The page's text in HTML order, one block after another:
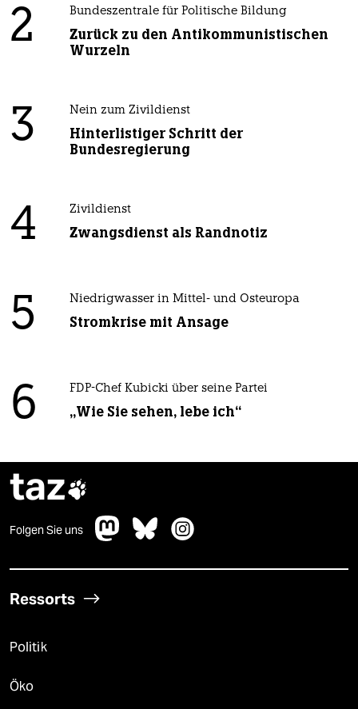
2 Bundeszentrale für Politische Bildung
Zurück zu den Antikommunistischen
Wurzeln
3 Nein zum Zivildienst
Hinterlistiger Schritt der
Bundesregierung
4 Zivildienst
Zwangsdienst als Randnotiz
5 Niedrigwasser in Mittel- und Osteuropa
Stromkrise mit Ansage
6 FDP-Chef Kubicki über seine Partei
„Wie Sie sehen, lebe ich“
taz
Folgen Sie uns
Ressorts
Politik
Öko